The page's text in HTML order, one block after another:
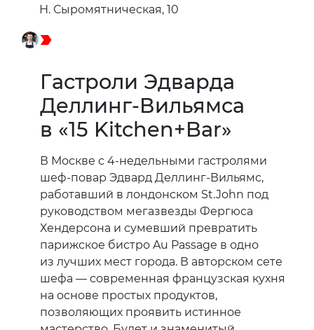
Н. Сыромятническая, 10
Гастроли Эдварда
Деллинг-Вильямса
в «15 Kitchen+Bar»
В Москве с 4-недельными гастролями
шеф-повар Эдвард Деллинг-Вильямс,
работавший в лондонском St.John под
руководством мегазвезды Фергюса
Хендерсона и сумевший превратить
парижское бистро Au Passage в одно
из лучших мест города. В авторском сете
шефа — современная французская кухня
на основе простых продуктов,
позволяющих проявить истинное